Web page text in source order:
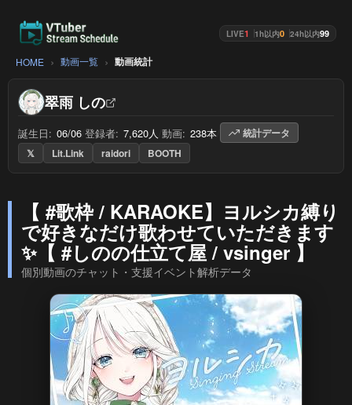
LIVE1 1h以内0 24h以内99
HOME 動画一覧 動画統計
翠雨 しの
誕生日: 06/06 登録者: 7,620人 動画: 238本
統計データ
𝕏
Lit.Link raidori BOOTH
【 #歌枠 / KARAOKE】ヨルシカ縛り
で好きなだけ歌わせていただきます
✨【 #しのの仕立て屋 / vsinger 】
個別動画のチャット・支援イベント解析データ